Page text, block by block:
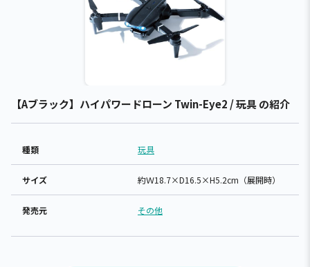
【Aブラック】ハイパワードローン Twin-Eye2 / 玩具 の紹介
種類 玩具
サイズ 約Ｗ18.7×D16.5×H5.2cm（展開時）
発売元 その他